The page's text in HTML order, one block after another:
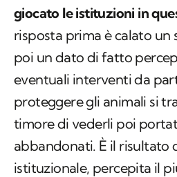
giocato le istituzioni in
risposta prima è calato un
poi un dato di fatto
eventuali interventi da
proteggere gli animali si
timore di vederli poi
abbandonati. È il risultato
istituzionale, percepita il